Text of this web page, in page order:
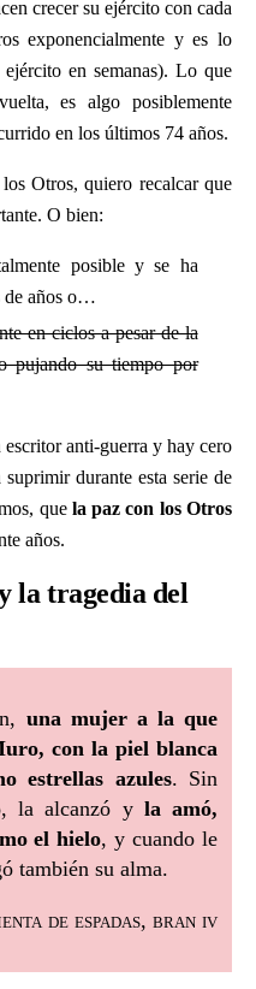
crecer su ejército con cada
exponencialmente y es lo
en semanas). Lo que
es algo posiblemente
en los últimos 74 años.
Otros, quiero recalcar que
O bien:
posible y se ha
de años o…
en ciclos a pesar de la
pujando su tiempo por
anti-guerra y hay cero
durante esta serie de
que la paz con los Otros
años.
la tragedia del
una mujer a la que
con la piel blanca
estrellas azules. Sin
la alcanzó y la amó,
el hielo, y cuando le
también su alma.
de espadas, bran iv